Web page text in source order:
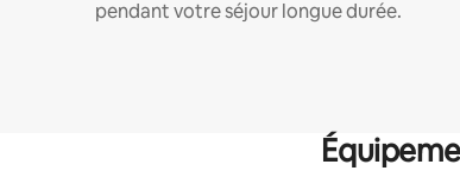
pendant votre séjour longue durée.